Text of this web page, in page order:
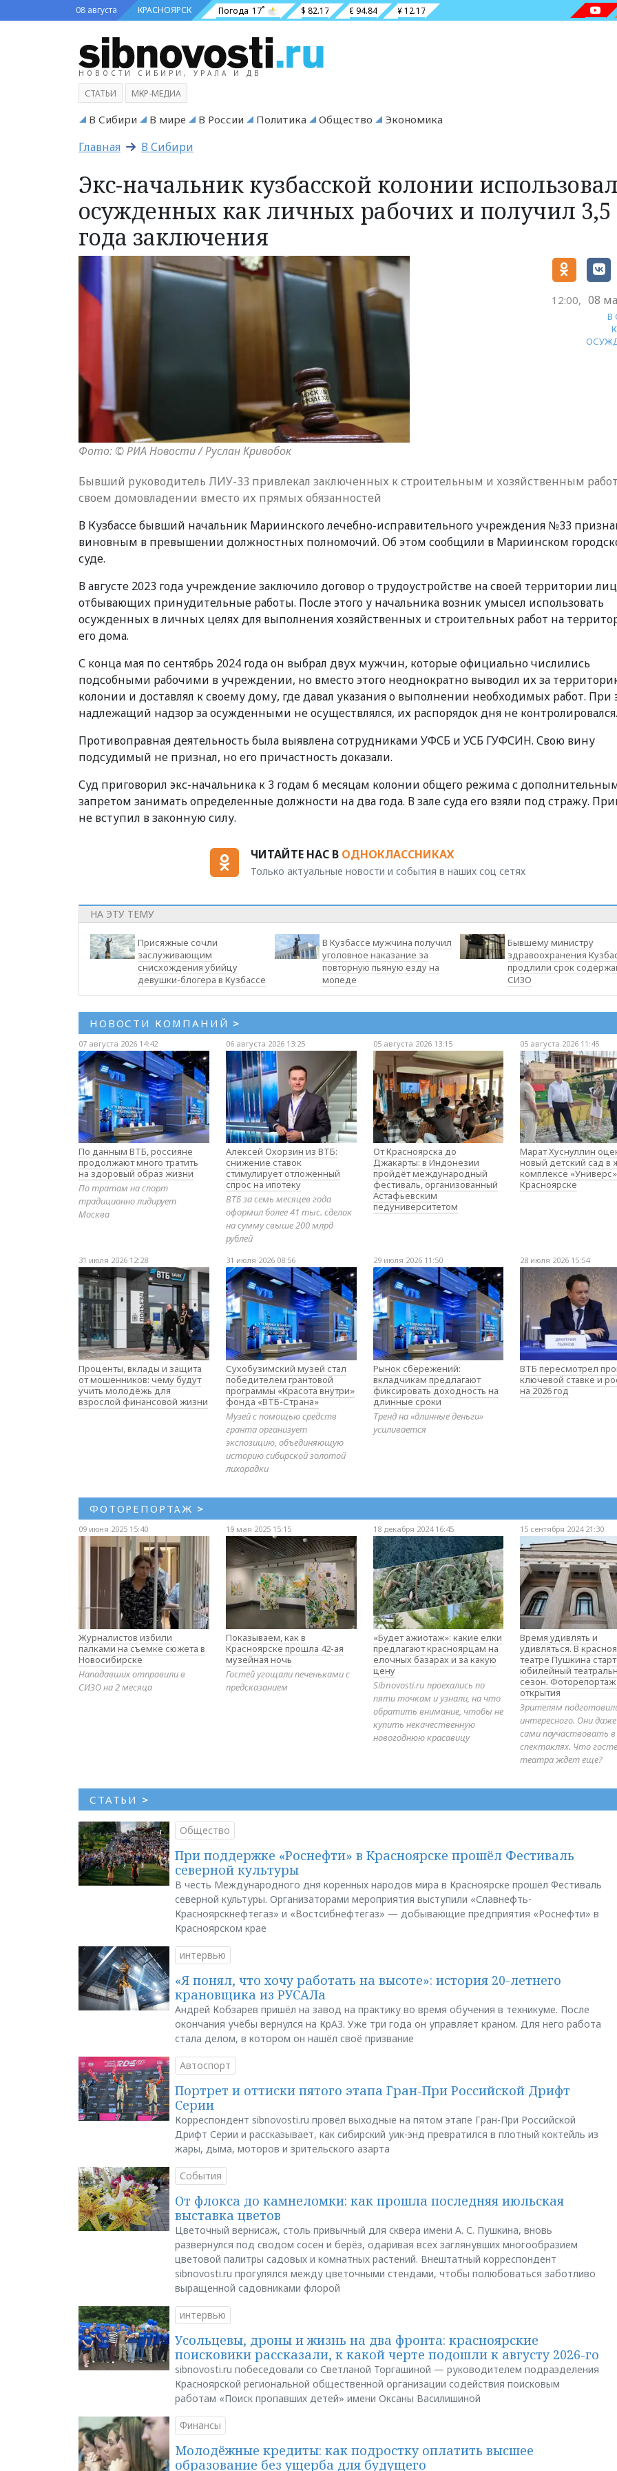
08 августа КРАСНОЯРСК Погода 17˚ $ 82.17 € 94.84 ¥ 12.17
НОВОСТИ СИБИРИ, УРАЛА И ДВ
СТАТЬИ МКР-МЕДИА
В Сибири В мире В России Политика Общество Экономика
Главная В Сибири
Экс-начальник кузбасской колонии использовал
осужденных как личных рабочих и получил 3,5
года заключения
Фото: © РИА Новости / Руслан Кривобок
12:00, 08
В
Бывший руководитель ЛИУ-33 привлекал заключенных к строительным и хозяйственным
своем домовладении вместо их прямых обязанностей
В Кузбассе бывший начальник Мариинского лечебно-исправительного учреждения №33
виновным в превышении должностных полномочий. Об этом сообщили в Мариинском
суде.
В августе 2023 года учреждение заключило договор о трудоустройстве на своей территории
отбывающих принудительные работы. После этого у начальника возник умысел использовать
осужденных в личных целях для выполнения хозяйственных и строительных работ на
его дома.
С конца мая по сентябрь 2024 года он выбрал двух мужчин, которые официально числились
подсобными рабочими в учреждении, но вместо этого неоднократно выводил их за
колонии и доставлял к своему дому, где давал указания о выполнении необходимых работ. При
надлежащий надзор за осужденными не осуществлялся, их распорядок дня не контролировался.
Противоправная деятельность была выявлена сотрудниками УФСБ и УСБ ГУФСИН. Свою вину
подсудимый не признал, но его причастность доказали.
Суд приговорил экс-начальника к 3 годам 6 месяцам колонии общего режима с
запретом занимать определенные должности на два года. В зале суда его взяли под стражу.
не вступил в законную силу.
ЧИТАЙТЕ НАС В ОДНОКЛАССНИКАХ
Только актуальные новости и события в наших соц сетях
НА ЭТУ ТЕМУ
Присяжные сочли
заслуживающим
снисхождения убийцу
девушки-блогера в Кузбассе
В Кузбассе мужчина получил
уголовное наказание за
повторную пьяную езду на
мопеде
Бывшему министру
здравоохранения
продлили срок
СИЗО
НОВОСТИ КОМПАНИЙ >
07 августа 2026 14:42
По данным ВТБ, россияне
продолжают много тратить
на здоровый образ жизни
По тратам на спорт
традиционно лидирует
Москва
06 августа 2026 13:25
Алексей Охорзин из ВТБ:
снижение ставок
стимулирует отложенный
спрос на ипотеку
ВТБ за семь месяцев года
оформил более 41 тыс. сделок
на сумму свыше 200 млрд
рублей
05 августа 2026 13:15
От Красноярска до
Джакарты: в Индонезии
пройдёт международный
фестиваль, организованный
Астафьевским
педуниверситетом
05 августа 2026 11:45
Марат Хуснуллин
новый детский сад в
комплексе
Красноярске
31 июля 2026 12:28
Проценты, вклады и защита
от мошенников: чему будут
учить молодёжь для
взрослой финансовой жизни
31 июля 2026 08:56
Сухобузимский музей стал
победителем грантовой
программы «Красота внутри»
фонда «ВТБ-Страна»
Музей с помощью средств
гранта организует
экспозицию, объединяющую
историю сибирской золотой
лихорадки
29 июля 2026 11:50
Рынок сбережений:
вкладчикам предлагают
фиксировать доходность на
длинные сроки
Тренд на «длинные деньги»
усиливается
28 июля 2026 15:54
ВТБ пересмотрел
ключевой ставке и
на 2026 год
ФОТОРЕПОРТАЖ >
09 июня 2025 15:40
Журналистов избили
палками на съемке сюжета в
Новосибирске
Нападавших отправили в
СИЗО на 2 месяца
19 мая 2025 15:15
Показываем, как в
Красноярске прошла 42-ая
музейная ночь
Гостей угощали печеньками с
предсказанием
18 декабря 2024 16:45
«Будет ажиотаж»: какие елки
предлагают красноярцам на
елочных базарах и за какую
цену
Sibnovosti.ru проехались по
пяти точкам и узнали, на что
обратить внимание, чтобы не
купить некачественную
новогоднюю красавицу
15 сентября 2024 21:30
Время удивлять и
удивляться. В
театре Пушкина
юбилейный
сезон. Фоторепортаж
открытия
Зрителям
интересного. Они
сами поучаствовать в
спектаклях. Что
театра ждет еще?
СТАТЬИ >
Общество
При поддержке «Роснефти» в Красноярске прошёл Фестиваль
северной культуры
В честь Международного дня коренных народов мира в Красноярске прошёл Фестиваль
северной культуры. Организаторами мероприятия выступили «Славнефть-
Красноярскнефтегаз» и «Востсибнефтегаз» — добывающие предприятия «Роснефти» в
Красноярском крае
интервью
«Я понял, что хочу работать на высоте»: история 20-летнего
крановщика из РУСАЛа
Андрей Кобзарев пришёл на завод на практику во время обучения в техникуме. После
окончания учёбы вернулся на КрАЗ. Уже три года он управляет краном. Для него работа
стала делом, в котором он нашёл своё призвание
Автоспорт
Портрет и оттиски пятого этапа Гран-При Российской Дрифт
Серии
Корреспондент sibnovosti.ru провёл выходные на пятом этапе Гран-При Российской
Дрифт Серии и рассказывает, как сибирский уик-энд превратился в плотный коктейль из
жары, дыма, моторов и зрительского азарта
События
От флокса до камнеломки: как прошла последняя июльская
выставка цветов
Цветочный вернисаж, столь привычный для сквера имени А. С. Пушкина, вновь
развернулся под сводом сосен и берёз, одаривая всех заглянувших многообразием
цветовой палитры садовых и комнатных растений. Внештатный корреспондент
sibnovosti.ru прогулялся между цветочными стендами, чтобы полюбоваться заботливо
выращенной садовниками флорой
интервью
Усольцевы, дроны и жизнь на два фронта: красноярские
поисковики рассказали, к какой черте подошли к августу 2026-го
sibnovosti.ru побеседовали со Светланой Торгашиной — руководителем подразделения
Красноярской региональной общественной организации содействия поисковым
работам «Поиск пропавших детей» имени Оксаны Василишиной
Финансы
Молодёжные кредиты: как подростку оплатить высшее
образование без ущерба для будущего